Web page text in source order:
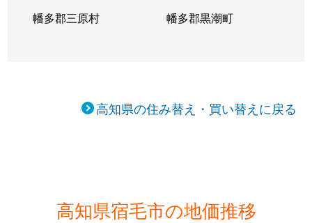
幡多郡三原村 幡多郡黒潮町
高知県の住み替え・買い替えに戻る
高知県宿毛市の地価推移